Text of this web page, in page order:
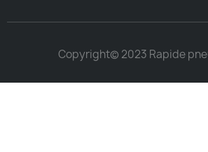
Copyright© 2023 Rapide